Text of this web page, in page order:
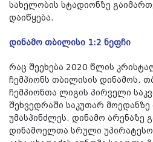
სახელობის სტადიონზე
დაიწყება.
დინამო თბილისი 1:2 ნეფჩი
​რაც შეეხება 2020 წლის
ჩემპიონს თბილისის დინამოს.
ჩემპიონთა ლიგის პირველი
შეხვედრაში საკუთარ მოედანზე
უმასპინძლეს. დინამო არენაზე
დინამოელთა სრული